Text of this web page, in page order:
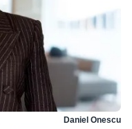
Daniel Onescu